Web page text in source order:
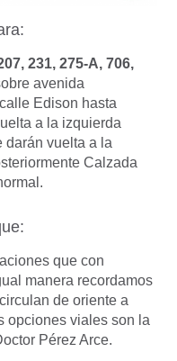
231, 275-A, 706,
avenida
Edison hasta
a la izquierda
darán vuelta a la
Calzada
que con
manera recordamos
de oriente a
opciones viales son la
Pérez Arce.